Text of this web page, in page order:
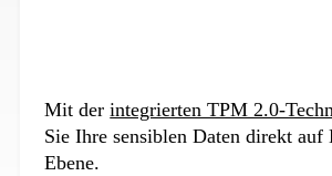
Mit derintegrierten TPM 2.0-
Sie Ihre sensiblen Daten direkt auf
Ebene.